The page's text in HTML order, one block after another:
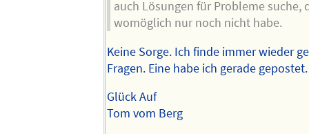
auch Lösungen für Probleme suche,
womöglich nur noch nicht habe.
Keine Sorge. Ich finde immer wieder
Fragen. Eine habe ich gerade
Glück Auf
Tom vom Berg